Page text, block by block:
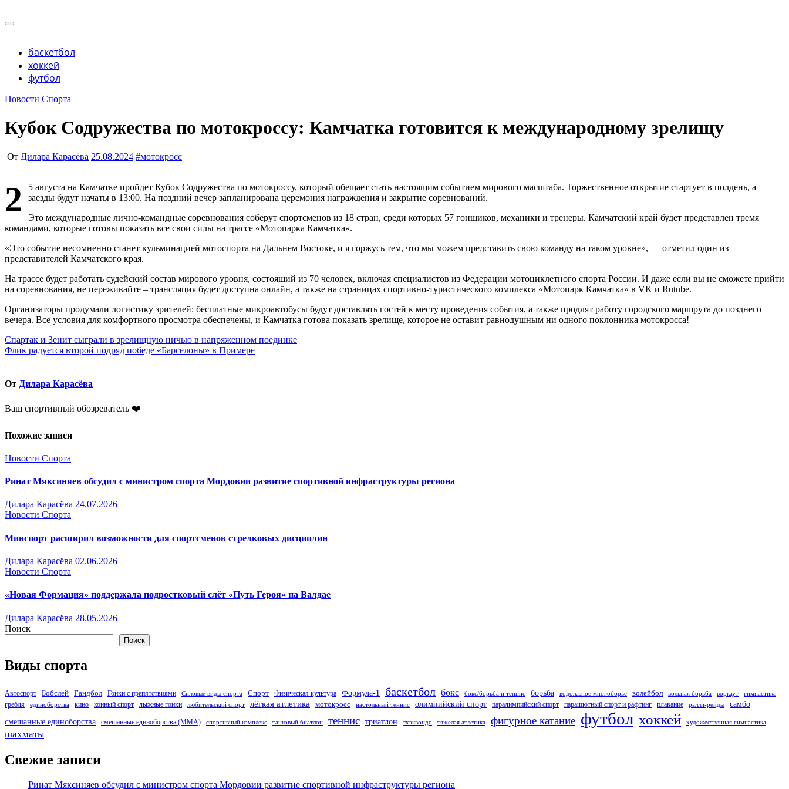
к
Учредитель ООО "Клуб регионов", ИНН 6685155934 Генеральный директор: Чернокоз Ольга Валерьевна info@gosrf.ru +7 (495) 920-51-49
баскетбол
хоккей
футбол
Новости Спорта
Кубок Содружества по мотокроссу: Камчатка готовится к международному зрелищу
От Дилара Карасёва 25.08.2024 #мотокросс
2
5 августа на Камчатке пройдет Кубок Содружества по мотокроссу, который обещает стать настоящим событием мирового масштаба. Торжественное открытие стартует в полдень, а
заезды будут начаты в 13:00. На поздний вечер запланирована церемония награждения и закрытие соревнований.
Это международные лично-командные соревнования соберут спортсменов из 18 стран, среди которых 57 гонщиков, механики и тренеры. Камчатский край будет представлен тремя
командами, которые готовы показать все свои силы на трассе «Мотопарка Камчатка».
«Это событие несомненно станет кульминацией мотоспорта на Дальнем Востоке, и я горжусь тем, что мы можем представить свою команду на таком уровне», — отметил один из
представителей Камчатского края.
На трассе будет работать судейский состав мирового уровня, состоящий из 70 человек, включая специалистов из Федерации мотоциклетного спорта России. И даже если вы не сможете прийти
на соревнования, не переживайте – трансляция будет доступна онлайн, а также на страницах спортивно-туристического комплекса «Мотопарк Камчатка» в VK и Rutube.
Организаторы продумали логистику зрителей: бесплатные микроавтобусы будут доставлять гостей к месту проведения события, а также продлят работу городского маршрута до позднего
вечера. Все условия для комфортного просмотра обеспечены, и Камчатка готова показать зрелище, которое не оставит равнодушным ни одного поклонника мотокросса!
Навигация
по
Спартак и Зенит сыграли в зрелищную ничью в напряженном поединке
Флик радуется второй подряд победе «Барселоны» в Примере
От Дилара Карасёва
Ваш спортивный обозреватель ❤️
Похожие записи
Новости Спорта
Ринат Мяксиняев обсудил с министром спорта Мордовии развитие спортивной инфраструктуры региона
Дилара Карасёва 24.07.2026
Новости Спорта
Минспорт расширил возможности для спортсменов стрелковых дисциплин
Дилара Карасёва 02.06.2026
Новости Спорта
«Новая Формация» поддержала подростковый слёт «Путь Героя» на Валдае
Дилара Карасёва 28.05.2026
Поиск
Поиск
Виды спорта
Автоспорт Бобслей Гандбол Гонки с препятствиями Силовые виды спорта Спорт Физическая культура Формула-1 баскетбол бокс бокс/борьба и теннис борьба водолазное многоборье волейбол вольная борьба воркаут гимнастика
гребля единоборства кино конный спорт лыжные гонки любительский спорт лёгкая атлетика мотокросс настольный теннис олимпийский спорт паралимпийский спорт парашютный спорт и рафтинг плавание ралли-рейды
самбо
смешанные единоборства
смешанные единоборства (ММА) спортивный комплекс танковый биатлон теннис триатлон тхэквондо тяжелая атлетика фигурное катание футбол хоккей художественная гимнастика
шахматы
Свежие записи
Ринат Мяксиняев обсудил с министром спорта Мордовии развитие спортивной инфраструктуры региона